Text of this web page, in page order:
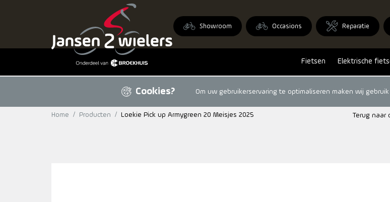
Showroom Occasions Reparatie
Fietsen Elektrische
Cookies? Om uw gebruikerservaring te optimaliseren maken wij
Home / Producten / Loekie Pick up Armygreen 20 Meisjes 2025 Terug naar